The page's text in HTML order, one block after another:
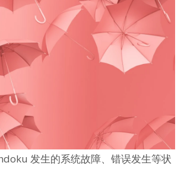
发生的系统故障、错误发生等状